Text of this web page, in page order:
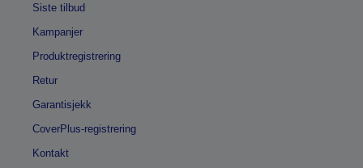
Siste tilbud
Kampanjer
Produktregistrering
Retur
Garantisjekk
CoverPlus-registrering
Kontakt